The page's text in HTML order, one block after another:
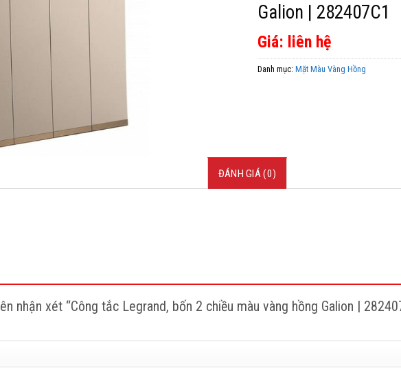
Galion | 282407C1
Giá: liên hệ
Danh mục: Mặt Màu Vàng Hồng
ĐÁNH GIÁ (0)
nhận xét “Công tắc Legrand, bốn 2 chiều màu vàng hồng Galion |